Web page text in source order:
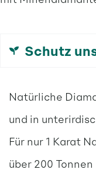
Schutz
Natürliche
und in
Für nur 1 Karat
über 200